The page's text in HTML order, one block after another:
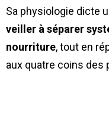
Sa physiologie dicte
veiller à séparer
nourriture, tout en
aux quatre coins des